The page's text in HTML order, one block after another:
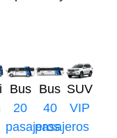
Bus
20
pasajeros
Bus
40
pasajeros
SUV
VIP